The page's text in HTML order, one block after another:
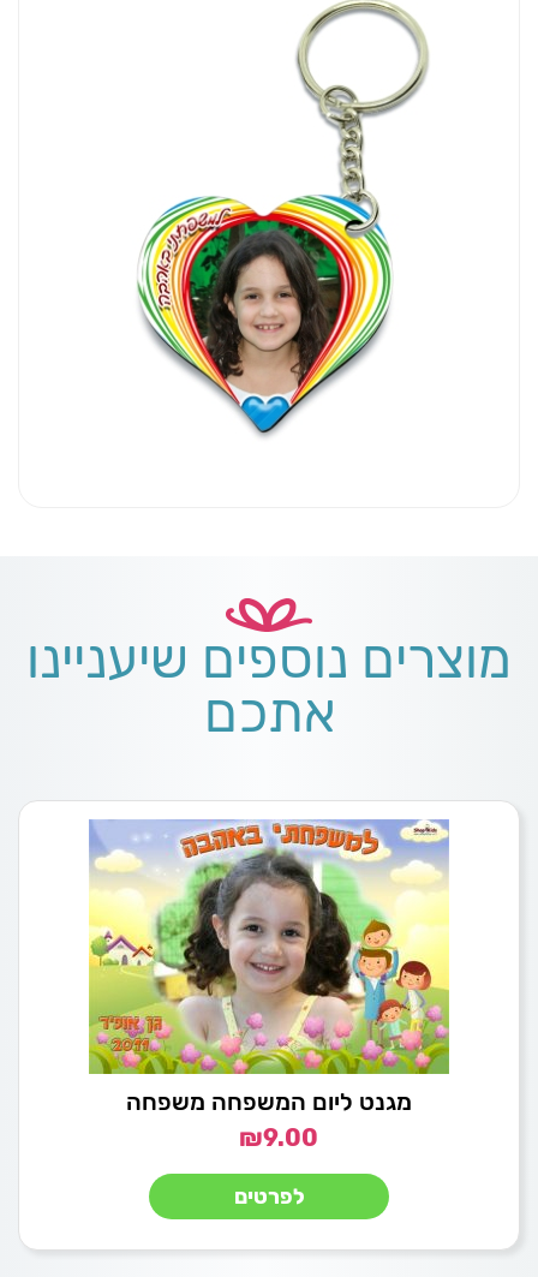
מוצרים נוספים שיעניינו
אתכם
מגנט ליום המשפחה משפחה
₪9.00
לפרטים